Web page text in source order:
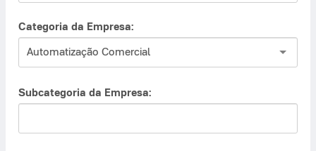
Categoria da Empresa:
Automatização Comercial
Subcategoria da Empresa: